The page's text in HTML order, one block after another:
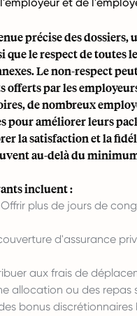
précise des dossiers,
que le respect de toutes
Le non-respect
offerts par les
de nombreux
pour améliorer leurs
la satisfaction et la
au-delà du
incluent :
Offrir plus de jours de
d'assurance
aux frais de
allocation ou des repas
bonus